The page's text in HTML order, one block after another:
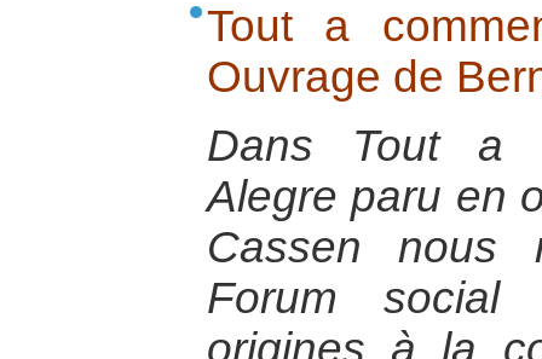
Tout a
Ouvrage de
Dans Tout a
Alegre paru en
Cassen nous
Forum
origines à la